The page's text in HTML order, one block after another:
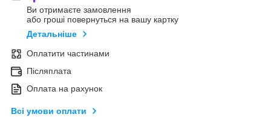
Ви отримаєте замовлення
або гроші повернуться на вашу картку
Детальніше
Оплатити частинами
Післяплата
Оплата на рахунок
Всі умови оплати